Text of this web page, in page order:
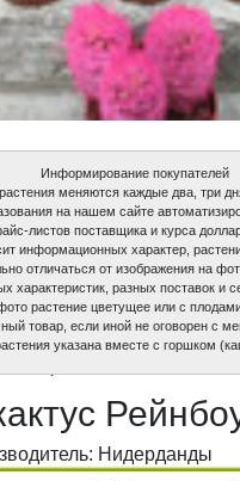
Информирование покупателей
меняются каждые два, три
на нашем сайте
листов поставщика и курса
информационных характер,
отличаться от изображения на
характеристик, разных поставок и
растение цветущее или с
товар, если иной не оговорен с
указана вместе с горшком
Нидерданды